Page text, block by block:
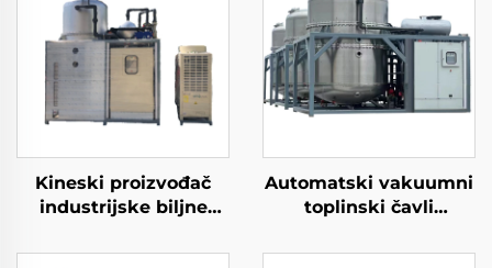
Kineski proizvođač
industrijske biljne
Niskotemperaturni
Automatski vakuumni
toplinski čavli
kontinuiranog